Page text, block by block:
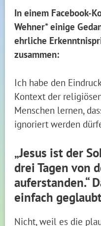
In einem Facebook-
Wehner* einige
ehrliche
zusammen:
Ich habe den
Kontext der
Menschen lernen,
ignoriert werden
„Jesus ist der
drei Tagen von
auferstanden.“
einfach
Nicht, weil es die